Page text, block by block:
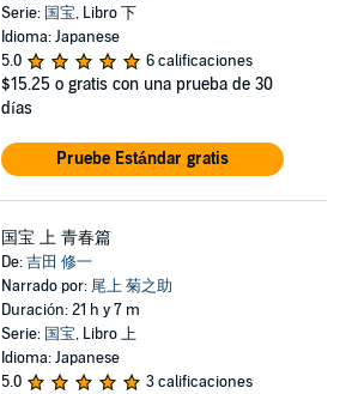
Serie: 国宝, Libro 下
Idioma: Japanese
5.0
6 calificaciones
$15.25 o gratis con una prueba de 30
días
Pruebe Estándar gratis
国宝 上 青春篇
De:吉田 修一
Narrado por: 尾上 菊之助
Duración: 21 h y 7 m
Serie: 国宝, Libro 上
Idioma: Japanese
5.0
3 calificaciones